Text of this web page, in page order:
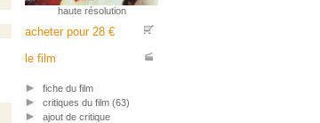
haute résolution
acheter pour 28 €
le film
fiche du film
critiques du film (63)
ajout de critique